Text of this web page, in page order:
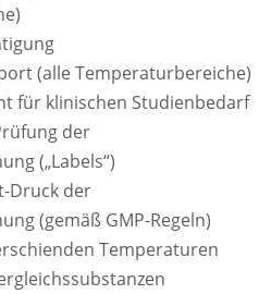
(alle Temperaturbereiche)
für klinischen Studienbedarf
der
(„Labels“)
Druck der
(gemäß GMP-Regeln)
Temperaturen